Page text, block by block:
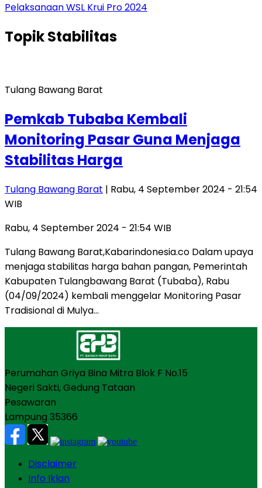
Pelaksanaan WSL Krui Pro 2024
TopikStabilitas
Tulang Bawang Barat
Pemkab Tubaba Kembali
Monitoring Pasar Guna Menjaga
Stabilitas Harga
Tulang Bawang Barat | Rabu, 4 September 2024 - 21:54
WIB
Rabu, 4 September 2024 - 21:54 WIB
Tulang Bawang Barat,Kabarindonesia.co Dalam upaya
menjaga stabilitas harga bahan pangan, Pemerintah
Kabupaten Tulangbawang Barat (Tubaba), Rabu
(04/09/2024) kembali menggelar Monitoring Pasar
Tradisional di Mulya…
Perumahan Griya Bina Mitra Blok F No.15
Negeri Sakti, Gedung Tataan
Pesawaran
Lampung 35366
Disclaimer
Info Iklan